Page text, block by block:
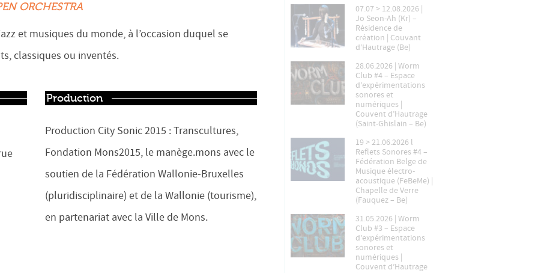
ORCHESTRA
et musiques du monde, à l’occasion duquel se
classiques ou inventés.
Production
Production City Sonic 2015 : Transcultures,
Fondation Mons2015, le manège.mons avec le
soutien de la Fédération Wallonie-Bruxelles
(pluridisciplinaire) et de la Wallonie (tourisme),
en partenariat avec la Ville de Mons.
07.07 > 12.08.2026 |
Jo Seon-Ah (Kr) –
Résidence de
création | Couvant
d’Hautrage (Be)
28.06.2026 | Worm
Club #4 – Espace
d’expérimentations
sonores et
numériques |
Couvent d’Hautrage
(Saint-Ghislain – Be)
19 > 21.06.2026 l
Reflets Sonores #4 –
Fédération Belge de
Musique électro-
acoustique (FeBeMe) |
Chapelle de Verre
(Fauquez – Be)
31.05.2026 | Worm
Club #3 – Espace
d’expérimentations
sonores et
numériques |
Couvent d’Hautrage